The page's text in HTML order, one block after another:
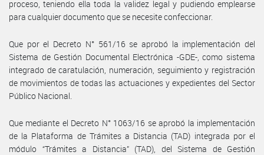
proceso, teniendo ella toda la validez legal y pudiendo emplearse
para cualquier documento que se necesite confeccionar.
Que por el Decreto N° 561/16 se aprobó la implementación del
Sistema de Gestión Documental Electrónica -GDE-, como sistema
integrado de caratulación, numeración, seguimiento y registración
de movimientos de todas las actuaciones y expedientes del Sector
Público Nacional.
Que mediante el Decreto N° 1063/16 se aprobó la implementación
de la Plataforma de Trámites a Distancia (TAD) integrada por el
módulo “Trámites a Distancia” (TAD), del Sistema de Gestión